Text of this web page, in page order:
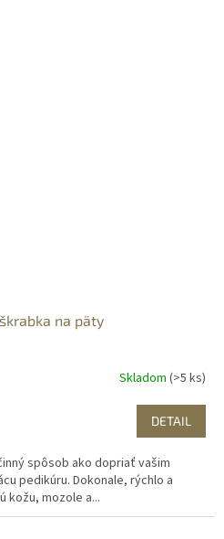
na päty
Skladom (>5 ks)
DETAIL
spôsob ako dopriať vašim
pedikúru. Dokonale, rýchlo a
kožu, mozole a...